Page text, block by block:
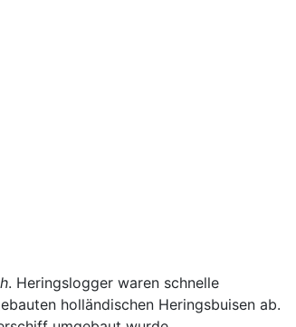
. Heringslogger waren schnelle
holländischen Heringsbuisen ab.